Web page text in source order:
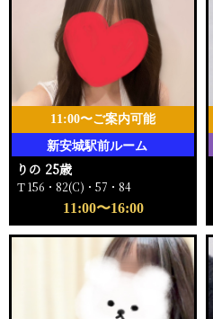
新安城駅前ルーム
11:00〜ご案内可能
りの 25歳
Ｔ156・82(C)・57・84
11:00〜16:00